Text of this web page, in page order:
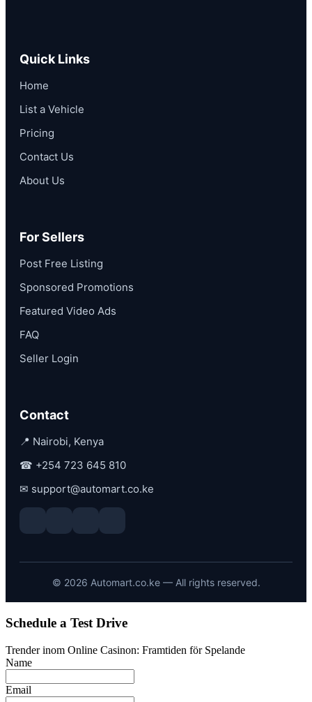
Quick Links
Home
List a Vehicle
Pricing
Contact Us
About Us
For Sellers
Post Free Listing
Sponsored Promotions
Featured Video Ads
FAQ
Seller Login
Contact
📍 Nairobi, Kenya
☎ +254 723 645 810
✉ support@automart.co.ke
© 2026 Automart.co.ke — All rights reserved.
Schedule a Test Drive
Trender inom Online Casinon: Framtiden för Spelande
Name
Email